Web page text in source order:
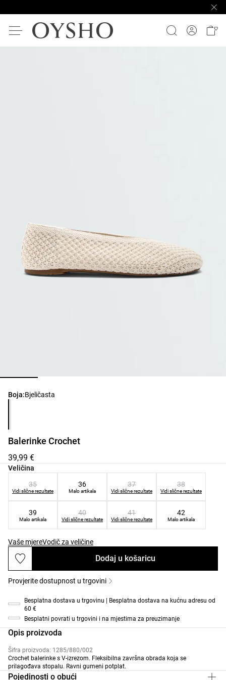
Boja:Bjeličasta
Popis boja proizvoda
Balerinke Crochet
39,99 €
Veličina
Popis veličina proizvoda
35
Vidi slične rezultate
36
Malo artikala
37
Vidi slične rezultate
38
Vidi slične rezultate
39
Malo artikala
40
Vidi slične rezultate
41
Vidi slične rezultate
42
Malo artikala
Vaše mjereVodič za veličine
Dodaj u košaricu
Provjerite dostupnost u trgovini
Besplatna dostava u trgovinu | Besplatna dostava na kućnu adresu od
60 €
Besplatni povrati u trgovini i na mjestima za preuzimanje
Opis proizvoda
Šifra proizvoda: 1285/880/002
Crochet balerinke s V-izrezom. Fleksibilna završna obrada koja se
prilagođava stopalu. Ravni gumeni potplat.
Pojedinosti o obući